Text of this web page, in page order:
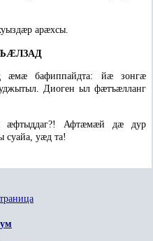
арæхсы.
æмæ бафиппайдта: йæ зонгæ
Диоген ыл фæтъæлланг
Афтæмæй дæ дур
уæд та!